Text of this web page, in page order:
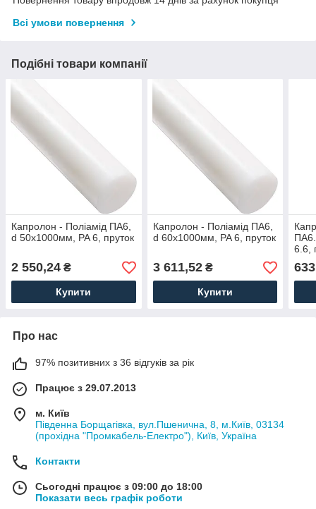
Всі умови повернення
Подібні товари компанії
Капролон - Поліамід ПА6,
d 50х1000мм, PA 6, пруток
2 550,24 ₴
Купити
Капролон - Поліамід ПА6,
d 60х1000мм, PA 6, пруток
3 611,52₴
Купити
6.6,
Про нас
97% позитивних з 36 відгуків за рік
Працює з 29.07.2013
м. Київ
Південна Борщагівка, вул.Пшенична, 8, м.Київ, 03134
(прохідна "Промкабель-Електро"), Київ, Україна
Контакти
Сьогодні працює з 09:00 до 18:00
Показати весь графік роботи